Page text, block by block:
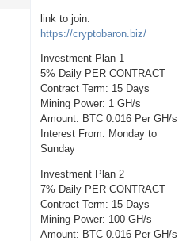
link to join:
https://cryptobaron.biz/
Investment Plan 1
5% Daily PER CONTRACT
Contract Term: 15 Days
Mining Power: 1 GH/s
Amount: BTC 0.016 Per GH/s
Interest From: Monday to
Sunday
Investment Plan 2
7% Daily PER CONTRACT
Contract Term: 15 Days
Mining Power: 100 GH/s
Amount: BTC 0.016 Per GH/s